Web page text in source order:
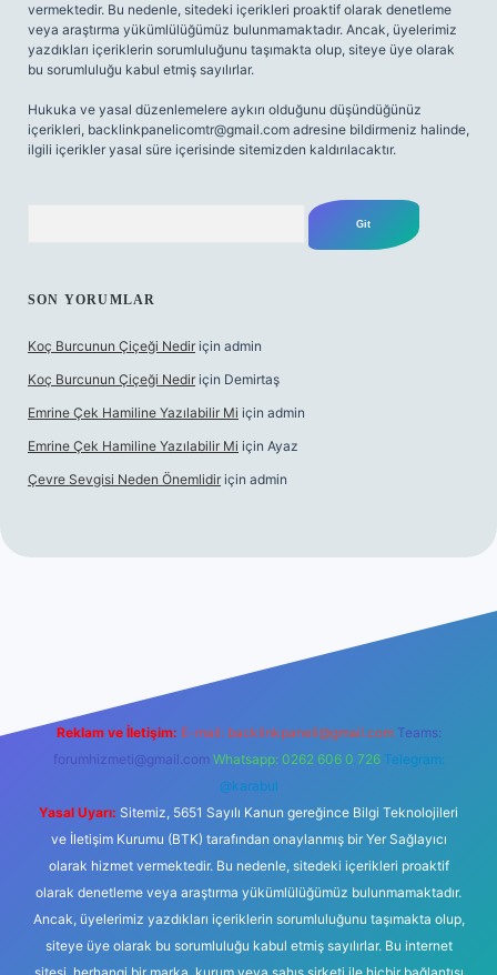
vermektedir. Bu nedenle, sitedeki içerikleri proaktif olarak denetleme
veya araştırma yükümlülüğümüz bulunmamaktadır. Ancak, üyelerimiz
yazdıkları içeriklerin sorumluluğunu taşımakta olup, siteye üye olarak
bu sorumluluğu kabul etmiş sayılırlar.
Hukuka ve yasal düzenlemelere aykırı olduğunu düşündüğünüz
içerikleri, backlinkpanelicomtr@gmail.com adresine bildirmeniz halinde,
ilgili içerikler yasal süre içerisinde sitemizden kaldırılacaktır.
SON YORUMLAR
Koç Burcunun Çiçeği Nedir için admin
Koç Burcunun Çiçeği Nedir için Demirtaş
Emrine Çek Hamiline Yazılabilir Mi için admin
Emrine Çek Hamiline Yazılabilir Mi için Ayaz
Çevre Sevgisi Neden Önemlidir için admin
Reklam ve İletişim: E-mail: backlinkpaneli@gmail.com Teams:
forumhizmeti@gmail.com Whatsapp: 0262 606 0 726 Telegram:
@karabul
Yasal Uyarı: Sitemiz, 5651 Sayılı Kanun gereğince Bilgi Teknolojileri
ve İletişim Kurumu (BTK) tarafından onaylanmış bir Yer Sağlayıcı
olarak hizmet vermektedir. Bu nedenle, sitedeki içerikleri proaktif
olarak denetleme veya araştırma yükümlülüğümüz bulunmamaktadır.
Ancak, üyelerimiz yazdıkları içeriklerin sorumluluğunu taşımakta olup,
siteye üye olarak bu sorumluluğu kabul etmiş sayılırlar. Bu internet